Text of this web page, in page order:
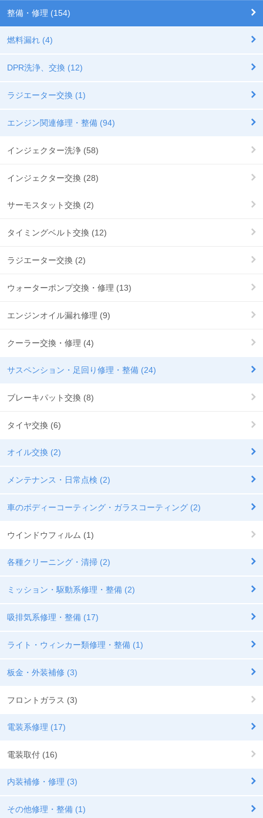
整備・修理 (154)
燃料漏れ (4)
DPR洗浄、交換 (12)
ラジエーター交換 (1)
エンジン関連修理・整備 (94)
インジェクター洗浄 (58)
インジェクター交換 (28)
サーモスタット交換 (2)
タイミングベルト交換 (12)
ラジエーター交換 (2)
ウォーターポンプ交換・修理 (13)
エンジンオイル漏れ修理 (9)
クーラー交換・修理 (4)
サスペンション・足回り修理・整備 (24)
ブレーキパット交換 (8)
タイヤ交換 (6)
オイル交換 (2)
メンテナンス・日常点検 (2)
車のボディーコーティング・ガラスコーティング (2)
ウインドウフィルム (1)
各種クリーニング・清掃 (2)
ミッション・駆動系修理・整備 (2)
吸排気系修理・整備 (17)
ライト・ウィンカー類修理・整備 (1)
板金・外装補修 (3)
フロントガラス (3)
電装系修理 (17)
電装取付 (16)
内装補修・修理 (3)
その他修理・整備 (1)